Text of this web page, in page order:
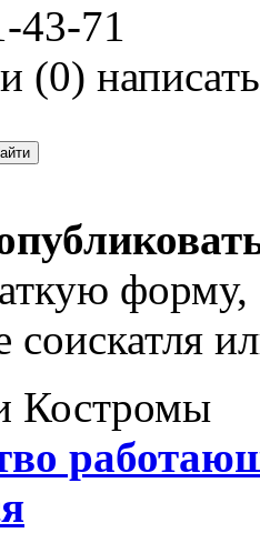
43-71
(0) написать
соискатля
Костромы